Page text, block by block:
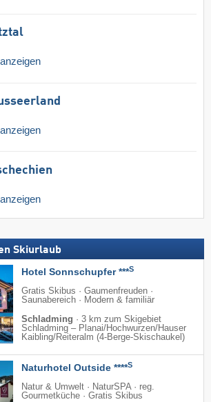
anzeigen
anzeigen
anzeigen
Skiurlaub
Hotel Sonnschupfer ***S
Gratis Skibus · Gaumenfreuden ·
Saunabereich · Modern & familiär
Schladming · 3 km zum Skigebiet
Schladming – Planai/​Hochwurzen/​Hauser
Kaibling/​Reiteralm (4-Berge-Skischaukel)
Naturhotel Outside ****S
Natur & Umwelt · NaturSPA · reg.
Gourmetküche · Gratis Skibus